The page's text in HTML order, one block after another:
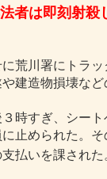
者は即刻射殺
荒川署にトラ
建造物損壊な
時すぎ、シー
止められた。
払いを課された